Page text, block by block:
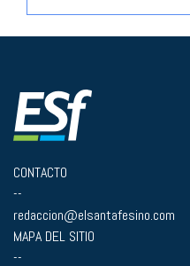
CONTACTO
--
redaccion@elsantafesino.com
MAPA DEL SITIO
--